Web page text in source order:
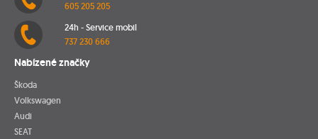
605 205 205
24h - Service mobil
737 230 666
Nabízené značky
Škoda
Volkswagen
Audi
SEAT